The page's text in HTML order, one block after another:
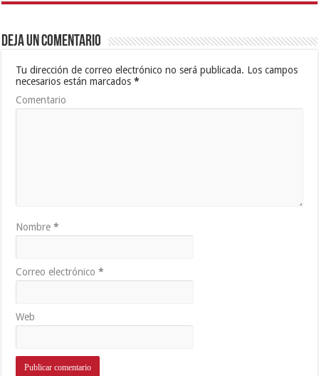
Deja un comentario
Tu dirección de correo electrónico no será publicada. Los campos
necesarios están marcados*
Comentario
Nombre*
Correo electrónico*
Web